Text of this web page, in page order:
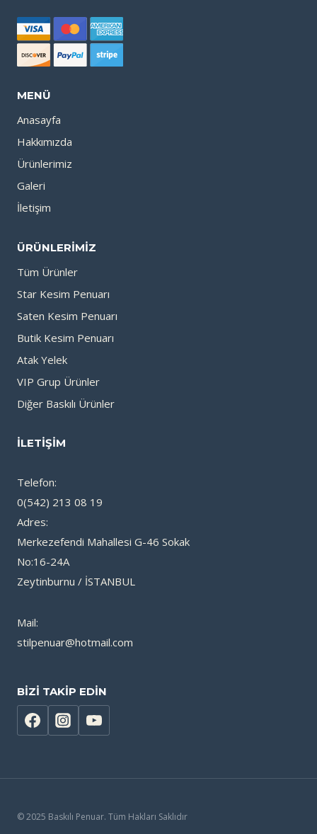
MENÜ
Anasayfa
Hakkımızda
Ürünlerimiz
Galeri
İletişim
ÜRÜNLERIMIZ
Tüm Ürünler
Star Kesim Penuarı
Saten Kesim Penuarı
Butik Kesim Penuarı
Atak Yelek
VIP Grup Ürünler
Diğer Baskılı Ürünler
İLETIŞIM
Telefon:
0(542) 213 08 19
Adres:
Merkezefendi Mahallesi G-46 Sokak
No:16-24A
Zeytinburnu / İSTANBUL
Mail:
stilpenuar@hotmail.com
BİZİ TAKİP EDİN
© 2025 Baskılı Penuar. Tüm Hakları Saklıdır